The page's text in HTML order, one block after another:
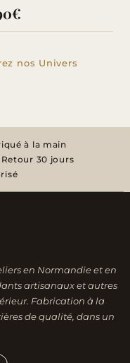
€
nos Univers
à la main
Retour 30 jours
en Normandie et en
artisanaux et autres
Fabrication à la
de qualité, dans un